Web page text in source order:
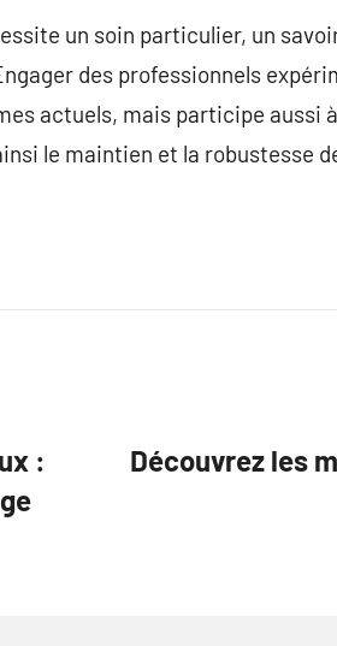
un soin particulier, un
des professionnels
actuels, mais participe aussi
le maintien et la robustesse
:
Découvrez les